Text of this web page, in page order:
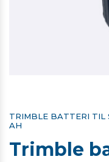
TRIMBLE BATTERI TIL
AH
Trimble